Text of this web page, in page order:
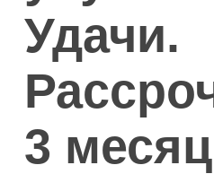
Удачи.
3